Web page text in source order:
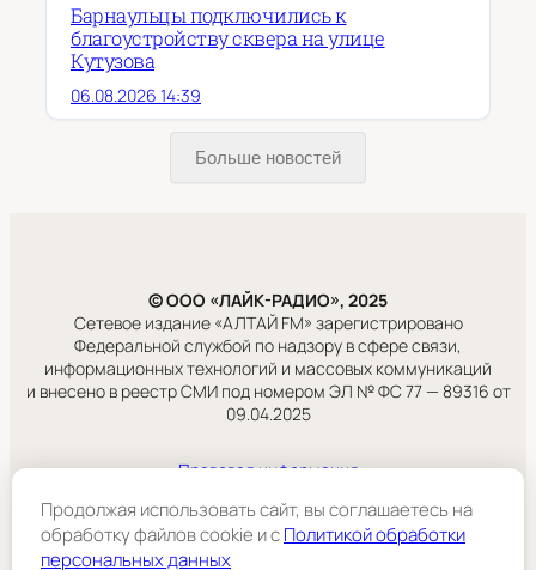
Барнаульцы подключились к
благоустройству сквера на улице
Кутузова
06.08.2026 14:39
Больше новостей
© ООО «ЛАЙК-РАДИО», 2025
Сетевое издание «АЛТАЙ FM» зарегистрировано
Федеральной службой по надзору в сфере связи,
информационных технологий и массовых коммуникаций
и внесено в реестр СМИ под номером ЭЛ № ФС 77 — 89316 от
09.04.2025
Правовая информация
ООО «ЛАЙК-РАДИО».
Продолжая использовать сайт, вы соглашаетесь на
обработку файлов cookie и cПолитикой обработки
персональных данных